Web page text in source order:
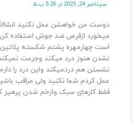
سپتامبر 24, 2025 در 5:26 ب.ظ
دوست من خواهشن عمل نکنید
است چهارمهره پشتم شکسته
نشدن هنوز درد میکند وجرعت
نشستن هم دردمیکند واین درد را
عمل کردم شما نکنید ولی مراقب
فقط کارهای سبک وازخم شدن پرهیز